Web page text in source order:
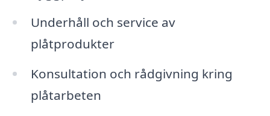
Underhåll och service av
plåtprodukter
Konsultation och rådgivning kring
plåtarbeten